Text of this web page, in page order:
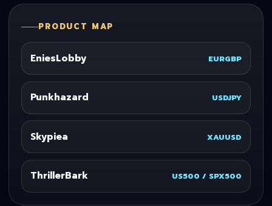
PRODUCT MAP
EniesLobby EURGBP
Punkhazard USDJPY
Skypiea XAUUSD
ThrillerBark US500 / SPX500